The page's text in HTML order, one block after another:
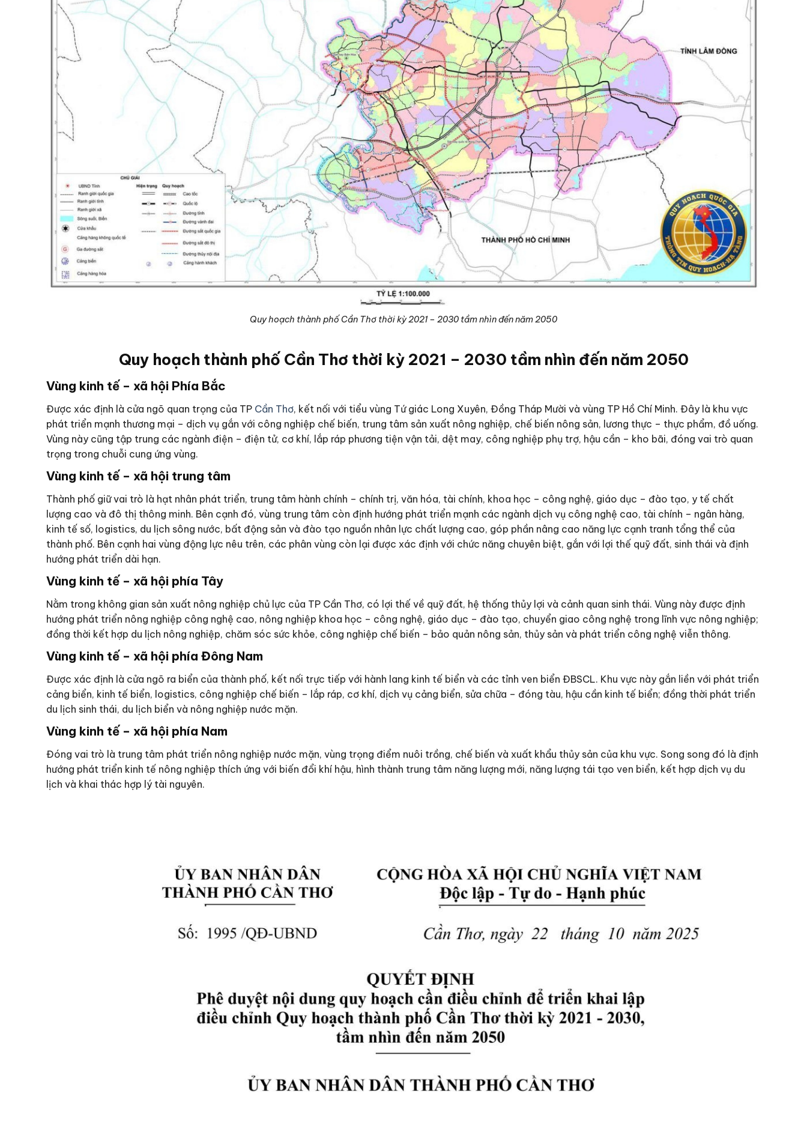
Quy hoạch thành phố Cần Thơ thời kỳ 2021 – 2030 tầm nhìn đến năm 2050
Quy hoạch thành phố Cần Thơ thời kỳ 2021 – 2030 tầm nhìn đến năm 2050
Vùng kinh tế – xã hội Phía Bắc
Được xác định là cửa ngõ quan trọng của TP Cần Thơ, kết nối với tiểu vùng Tứ giác Long Xuyên, Đồng Tháp Mười và vùng TP Hồ Chí Minh. Đây là khu vực
phát triển mạnh thương mại – dịch vụ gắn với công nghiệp chế biến, trung tâm sản xuất nông nghiệp, chế biến nông sản, lương thực – thực phẩm, đồ uống.
Vùng này cũng tập trung các ngành điện – điện tử, cơ khí, lắp ráp phương tiện vận tải, dệt may, công nghiệp phụ trợ, hậu cần – kho bãi, đóng vai trò quan
trọng trong chuỗi cung ứng vùng.
Vùng kinh tế – xã hội trung tâm
Thành phố giữ vai trò là hạt nhân phát triển, trung tâm hành chính – chính trị, văn hóa, tài chính, khoa học – công nghệ, giáo dục – đào tạo, y tế chất
lượng cao và đô thị thông minh. Bên cạnh đó, vùng trung tâm còn định hướng phát triển mạnh các ngành dịch vụ công nghệ cao, tài chính – ngân hàng,
kinh tế số, logistics, du lịch sông nước, bất động sản và đào tạo nguồn nhân lực chất lượng cao, góp phần nâng cao năng lực cạnh tranh tổng thể của
thành phố. Bên cạnh hai vùng động lực nêu trên, các phân vùng còn lại được xác định với chức năng chuyên biệt, gắn với lợi thế quỹ đất, sinh thái và định
hướng phát triển dài hạn.
Vùng kinh tế – xã hội phía Tây
Nằm trong không gian sản xuất nông nghiệp chủ lực của TP Cần Thơ, có lợi thế về quỹ đất, hệ thống thủy lợi và cảnh quan sinh thái. Vùng này được định
hướng phát triển nông nghiệp công nghệ cao, nông nghiệp khoa học – công nghệ, giáo dục – đào tạo, chuyển giao công nghệ trong lĩnh vực nông nghiệp;
đồng thời kết hợp du lịch nông nghiệp, chăm sóc sức khỏe, công nghiệp chế biến – bảo quản nông sản, thủy sản và phát triển công nghệ viễn thông.
Vùng kinh tế – xã hội phía Đông Nam
Được xác định là cửa ngõ ra biển của thành phố, kết nối trực tiếp với hành lang kinh tế biển và các tỉnh ven biển ĐBSCL. Khu vực này gắn liền với phát triển
cảng biển, kinh tế biển, logistics, công nghiệp chế biến – lắp ráp, cơ khí, dịch vụ cảng biển, sửa chữa – đóng tàu, hậu cần kinh tế biển; đồng thời phát triển
du lịch sinh thái, du lịch biển và nông nghiệp nước mặn.
Vùng kinh tế – xã hội phía Nam
Đóng vai trò là trung tâm phát triển nông nghiệp nước mặn, vùng trọng điểm nuôi trồng, chế biến và xuất khẩu thủy sản của khu vực. Song song đó là định
hướng phát triển kinh tế nông nghiệp thích ứng với biến đổi khí hậu, hình thành trung tâm năng lượng mới, năng lượng tái tạo ven biển, kết hợp dịch vụ du
lịch và khai thác hợp lý tài nguyên.